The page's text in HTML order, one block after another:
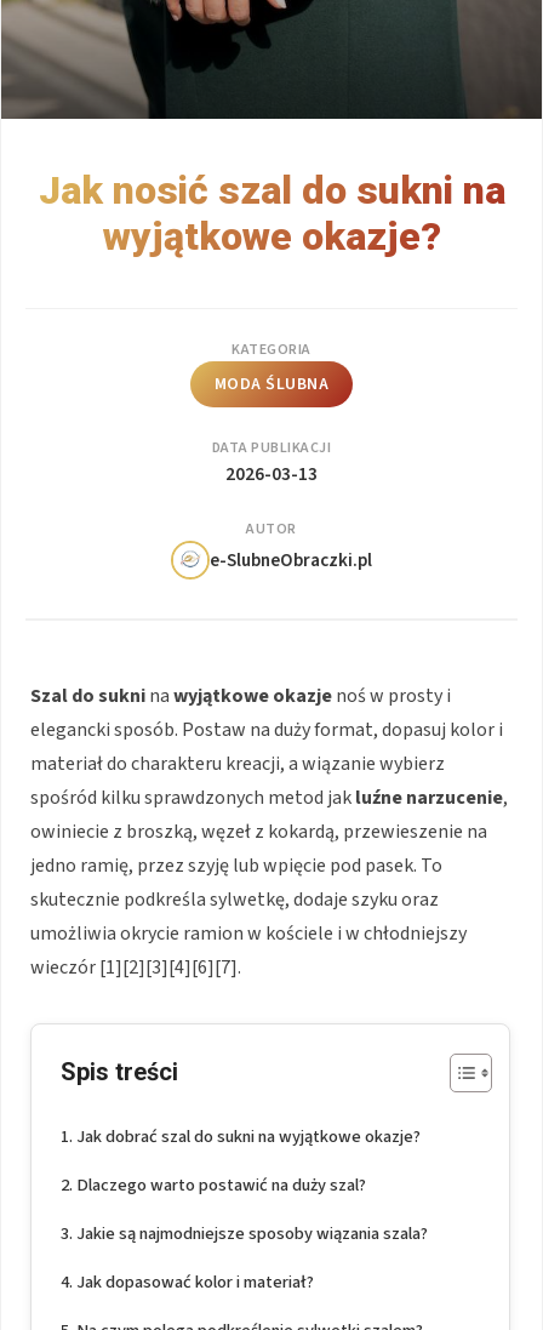
Jak nosić szal do sukni na
wyjątkowe okazje?
KATEGORIA
MODA ŚLUBNA
DATA PUBLIKACJI
2026-03-13
AUTOR
e-SlubneObraczki.pl
Szal do sukninawyjątkowe okazjenoś w prosty i
elegancki sposób. Postaw na duży format, dopasuj kolor i
materiał do charakteru kreacji, a wiązanie wybierz
spośród kilku sprawdzonych metod jakluźne narzucenie,
owiniecie z broszką, węzeł z kokardą, przewieszenie na
jedno ramię, przez szyję lub wpięcie pod pasek. To
skutecznie podkreśla sylwetkę, dodaje szyku oraz
umożliwia okrycie ramion w kościele i w chłodniejszy
wieczór [1][2][3][4][6][7].
Spis treści
Jak dobrać szal do sukni na wyjątkowe okazje?
Dlaczego warto postawić na duży szal?
Jakie są najmodniejsze sposoby wiązania szala?
Jak dopasować kolor i materiał?